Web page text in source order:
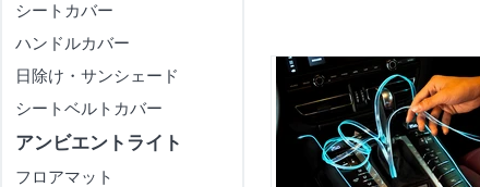
シートカバー
ハンドルカバー
日除け・サンシェード
シートベルトカバー
アンビエントライト
フロアマット